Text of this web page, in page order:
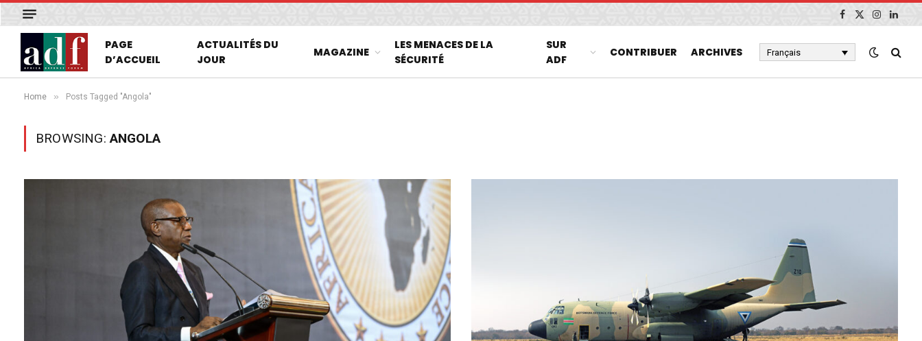
Facebook
X
Instagram
PAGE
D’ACCUEIL
ACTUALITÉS DU
JOUR
MAGAZINE
LES MENACES DE LA
SÉCURITÉ
SUR
ADF
CONTRIBUER ARCHIVES Français
Home » Posts Tagged "Angola"
BROWSING:ANGOLA